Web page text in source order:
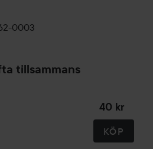
0003
tillsammans
40 kr
KÖP